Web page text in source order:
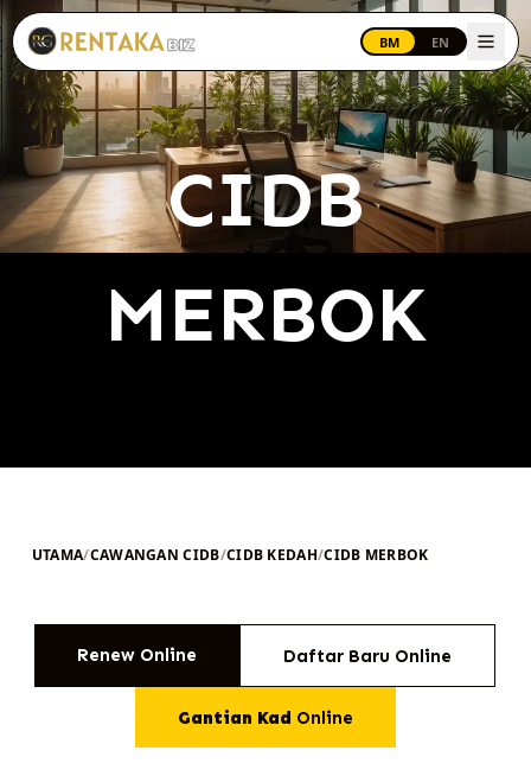
Langkau ke kandungan utama
BM EN
CIDB
MERBOK
UTAMA/CAWANGAN CIDB/CIDB KEDAH/CIDB MERBOK
Renew Online Daftar Baru Online
Gantian Kad Online